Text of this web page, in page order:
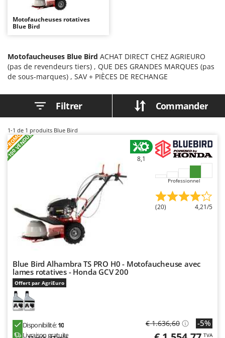
Autolaveuses
Autres produits
Balayeuses
Bancs de scie pour le bois - Scies à bûches
Barbecues
Bennes pour tracteur
Brosses pour sols extérieurs
Brouettes à moteur
Broyeurs à axe horizontal pour tracteur
Broyeurs de branches et végétaux
Butteurs pour tracteur
Chargeurs de batterie - Démarreurs
Charrues pour tracteur
Chaudrons électriques pour polenta
Cisailles à gazon à batterie
Cisailles taille-haies manuelles
Climatiseurs
Compresseurs d'air électriques
Compresseurs pour la récolte des olives et la taille
Coupe-bordures - Trimmers
Ambrogio Robot
Annovi Reverberi
Archman
Arco
Ariete
Artus
Attila
Baesso
Bahco
Barbieri
Benassi
Beper
Berkel
Bernardi
Bertolini Pumps
Motofaucheuses rotatives
Blue Bird
Motofaucheuses Blue Bird ACHAT DIRECT CHEZ AGRIEURO
(pas de revendeurs tiers) , QUE DES GRANDES MARQUES (pas
de sous-marques) , SAV + PIÈCES DE RECHANGE
Filtrer Commander
1-1 de 1 produits Blue Bird
PROMO
+100 VENDUS 8,1
Professionnel
(20) 4,21/5
Blue Bird Alhambra TS PRO H0 - Motofaucheuse avec
lames rotatives - Honda GCV 200
Offert par AgriEuro
Disponibilité:10
Livraison gratuite
€ 1.636,60 -5%
TVA